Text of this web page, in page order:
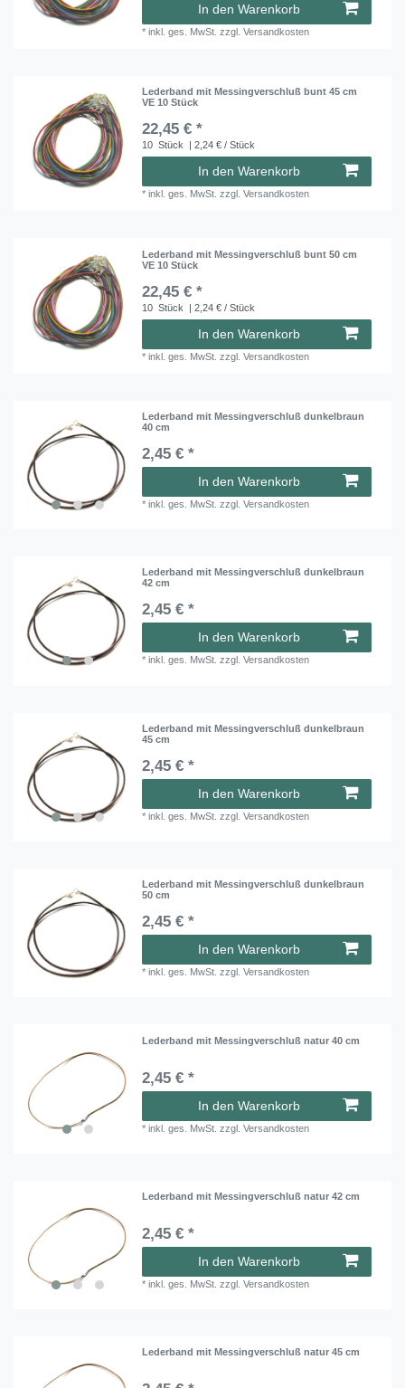
In den Warenkorb
*inkl. ges. MwSt. zzgl.Versandkosten
Lederband mit Messingverschluß bunt 45 cm
VE 10 Stück
22,45 € *
10 Stück | 2,24 € / Stück
In den Warenkorb
*inkl. ges. MwSt. zzgl.Versandkosten
Lederband mit Messingverschluß bunt 50 cm
VE 10 Stück
22,45 € *
10 Stück | 2,24 € / Stück
In den Warenkorb
*inkl. ges. MwSt. zzgl.Versandkosten
Lederband mit Messingverschluß dunkelbraun
40 cm
2,45 € *
In den Warenkorb
*inkl. ges. MwSt. zzgl.Versandkosten
Lederband mit Messingverschluß dunkelbraun
42 cm
2,45 € *
In den Warenkorb
*inkl. ges. MwSt. zzgl.Versandkosten
Lederband mit Messingverschluß dunkelbraun
45 cm
2,45 € *
In den Warenkorb
*inkl. ges. MwSt. zzgl.Versandkosten
Lederband mit Messingverschluß dunkelbraun
50 cm
2,45 € *
In den Warenkorb
*inkl. ges. MwSt. zzgl.Versandkosten
Lederband mit Messingverschluß natur 40 cm
2,45 € *
In den Warenkorb
*inkl. ges. MwSt. zzgl.Versandkosten
Lederband mit Messingverschluß natur 42 cm
2,45 € *
In den Warenkorb
*inkl. ges. MwSt. zzgl.Versandkosten
Lederband mit Messingverschluß natur 45 cm